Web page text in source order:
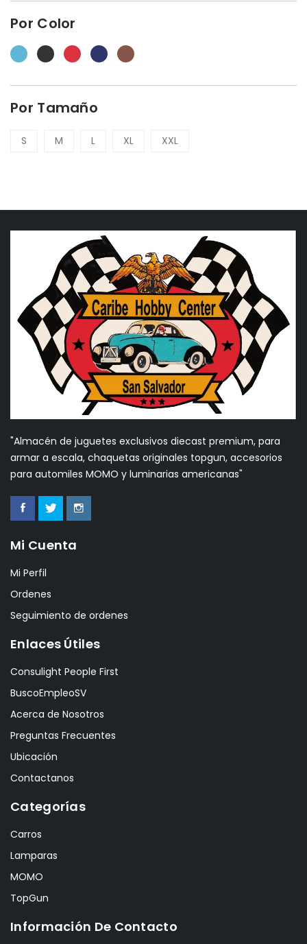
Por Color
Por Tamaño
S M L XL XXL
"Almacén de juguetes exclusivos diecast premium, para
armar a escala, chaquetas originales topgun, accesorios
para automiles MOMO y luminarias americanas"
Mi Cuenta
Mi Perfil
Ordenes
Seguimiento de ordenes
Enlaces Útiles
Consulight People First
BuscoEmpleoSV
Acerca de Nosotros
Preguntas Frecuentes
Ubicación
Contactanos
Categorías
Carros
Lamparas
MOMO
TopGun
Información De Contacto